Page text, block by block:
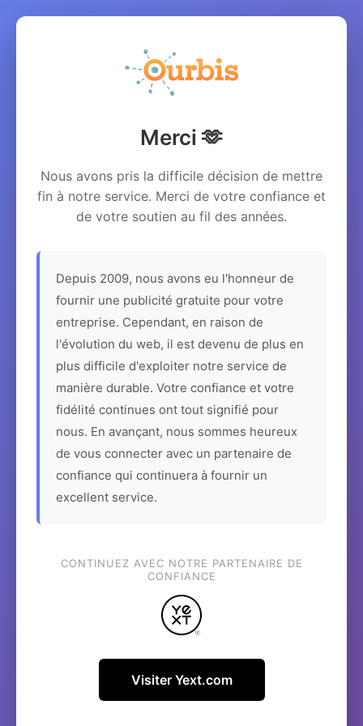
Merci 🫶
Nous avons pris la difficile décision de mettre
fin à notre service. Merci de votre confiance et
de votre soutien au fil des années.
Depuis 2009, nous avons eu l'honneur de
fournir une publicité gratuite pour votre
entreprise. Cependant, en raison de
l'évolution du web, il est devenu de plus en
plus difficile d'exploiter notre service de
manière durable. Votre confiance et votre
fidélité continues ont tout signifié pour
nous. En avançant, nous sommes heureux
de vous connecter avec un partenaire de
confiance qui continuera à fournir un
excellent service.
CONTINUEZ AVEC NOTRE PARTENAIRE DE
CONFIANCE
Visiter Yext.com